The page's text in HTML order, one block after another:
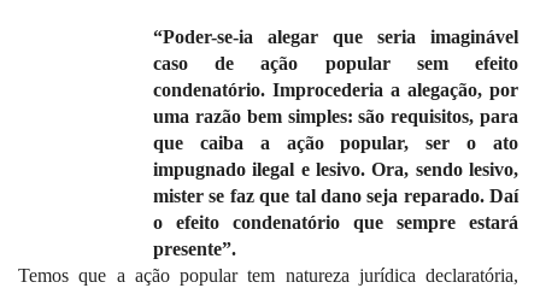
“Poder-se-ia alegar que seria imaginável
caso de ação popular sem efeito
condenatório. Improcederia a alegação, por
uma razão bem simples: são requisitos, para
que caiba a ação popular, ser o ato
impugnado ilegal e lesivo. Ora, sendo lesivo,
mister se faz que tal dano seja reparado. Daí
o efeito condenatório que sempre estará
presente”.
Temos que a ação popular tem natureza jurídica declaratória,